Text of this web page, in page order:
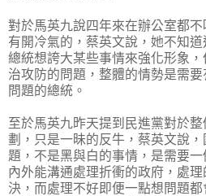
對於馬英九說四年來在辦公室都
有開冷氣的，蔡英文說，她不知
總統想誇大某些事情來強化形象
治攻防的問題，整體的情勢是需
問題的總統。
至於馬英九昨天提到民進黨對於
劃，只是一昧的反牛，蔡英文說
題，不是黑與白的事情，是需要
內外能溝通處理折衝的政府，處
決，而處理不好即便一點想問題